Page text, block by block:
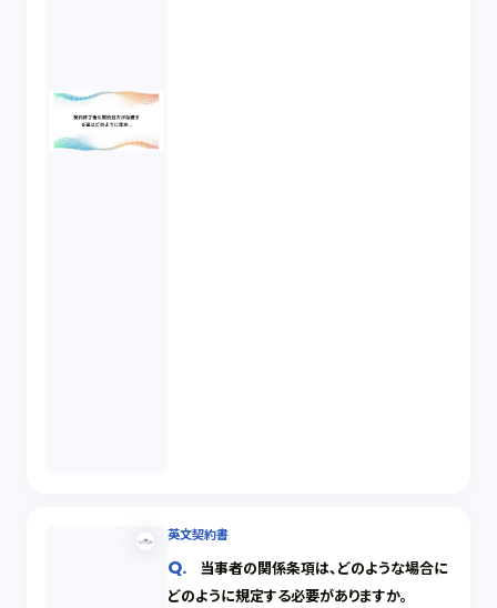
英文契約書
当事者の関係条項は、どのような場合に
どのように規定する必要がありますか。